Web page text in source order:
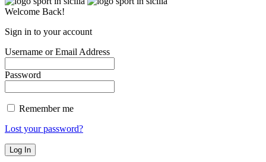
Welcome Back!
Sign in to your account
Username or Email Address
Password
Remember me
Lost your password?